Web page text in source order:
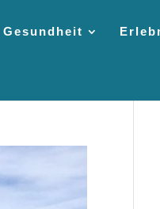
Gesundheit